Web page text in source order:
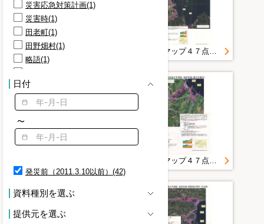
災害応急対策計画(1)
災害時(1)
田老町(1)
田野畑村(1)
略語(1)
継続対応(1)
被害想定(1)
読替(1)
調査概要(1)
釜石市(1)
非常用備品(1)
日付
〜
発災前（2011.3.10以前）(42)
資料種別を選ぶ
提供元を選ぶ
岩泉町地域防災計画 ハザードマップ４７点＿山田町＿岩手県津波浸水予測図＿地区別図（山田町山田湾 ）１＿２
ハザードマップ４７点＿普代村＿岩手県津波浸水予測図＿地区別図（普代村普代）